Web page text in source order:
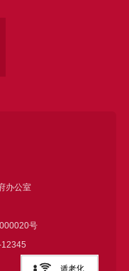
办公室
号